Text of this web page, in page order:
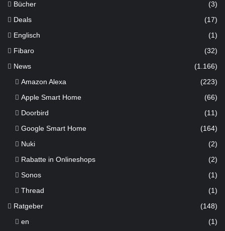
Bücher (3)
Deals (17)
Englisch (1)
Fibaro (32)
News (1.166)
Amazon Alexa
(223)
Apple Smart Home
(66)
Doorbird
(11)
Google Smart Home
(164)
Nuki
(2)
Rabatte in Onlineshops
(2)
Sonos
(1)
Thread
(1)
Ratgeber (148)
en
(1)